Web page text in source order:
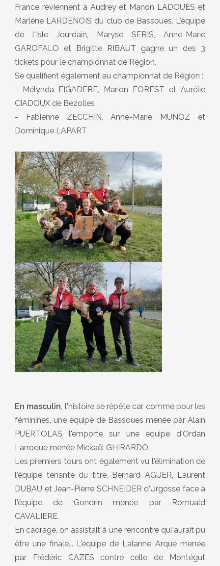
France reviennent à Audrey et Manon LADOUES et
Marlène LARDENOIS du club de Bassoues. L'équipe
de l'Isle Jourdain, Maryse SERIS, Anne-Marie
GAROFALO et Brigitte RIBAUT gagne un des 3
tickets pour le championnat de Région.
Se qualifient également au championnat de Région :
- Mélynda FIGADERE, Marion FOREST et Aurélie
CIADOUX de Bezolles
- Fabienne ZECCHIN, Anne-Marie MUNOZ et
Dominique LAPART
En masculin , l'histoire se répète car comme pour les
féminines, une équipe de Bassoues menée par Alain
PUERTOLAS l'emporte sur une équipe d'Ordan
Larroque menée Mickaël GHIRARDO.
Les premiers tours ont également vu l'élimination de
l'équipe tenante du titre, Bernard AGUER, Laurent
DUBAU et Jean-Pierre SCHNEIDER d'Urgosse face à
l'équipe de Gondrin menée par Romuald
CAVALIERE.
En cadrage, on assistait à une rencontre qui aurait pu
être une finale... L'équipe de Lalanne Arqué menée
par Frédéric CAZES contre celle de Montégut